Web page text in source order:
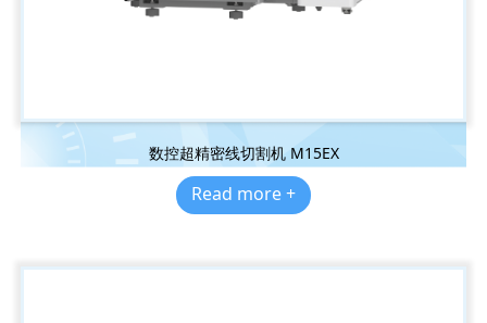
数控超精密线切割机 M15EX
Read more +